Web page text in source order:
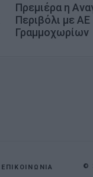
Πρεμιέρα η
Περιβόλι με ΑΕ
Γραμμοχωρίων
ΕΠΙΚΟΙΝΩΝΙΑ ©